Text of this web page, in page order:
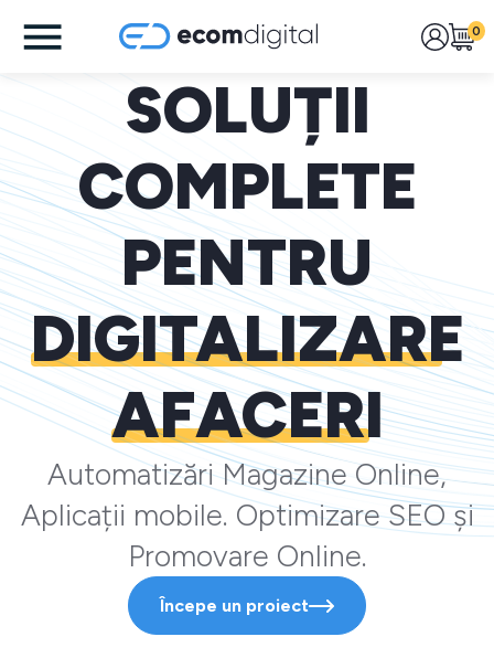
0
SOLUȚII
COMPLETE
PENTRU
DIGITALIZARE
AFACERI
Automatizări Magazine Online,
Aplicații mobile. Optimizare SEO și
Promovare Online.
Începe un proiect